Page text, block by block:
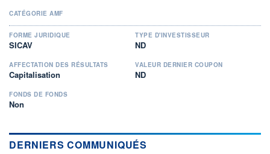
CATÉGORIE AMF
FORME JURIDIQUE
SICAV
TYPE D'INVESTISSEUR
ND
AFFECTATION DES RÉSULTATS
Capitalisation
VALEUR DERNIER COUPON
ND
FONDS DE FONDS
Non
DERNIERS COMMUNIQUÉS